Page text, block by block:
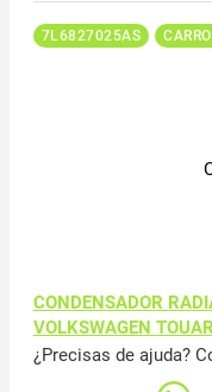
7L6827025AS
CONDENSADOR
VOLKSWAGEN
¿Precisas de ajuda?